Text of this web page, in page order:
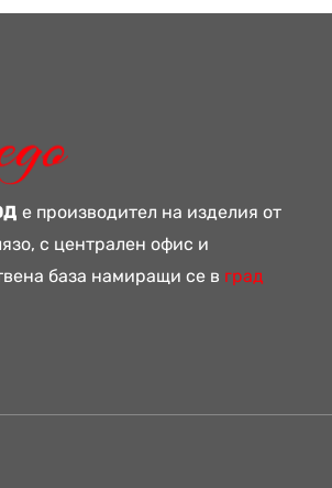
е производител на изделия от
с централен офис и
база намиращи се в град